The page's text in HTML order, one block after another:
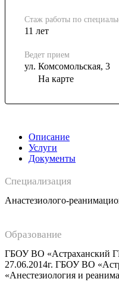
Стаж работы по
11 лет
Ведет прием
ул. Комсомольская, 3
На карте
Описание
Услуги
Документы
Специализация
Анастезиолого-
Образование
ГБОУ ВО «Астраханский
27.06.2014г. ГБОУ ВО
«Анестезиология и